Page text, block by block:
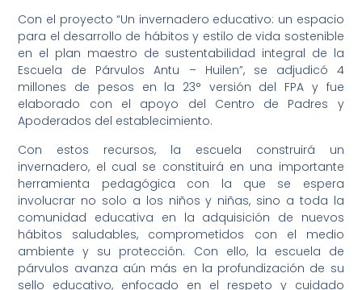
Con el proyecto “Un invernadero educativo: un espacio
para el desarrollo de hábitos y estilo de vida sostenible
en el plan maestro de sustentabilidad integral de la
Escuela de Párvulos Antu – Huilen”, se adjudicó 4
millones de pesos en la 23° versión del FPA y fue
elaborado con el apoyo del Centro de Padres y
Apoderados del establecimiento.
Con estos recursos, la escuela construirá un
invernadero, el cual se constituirá en una importante
herramienta pedagógica con la que se espera
involucrar no solo a los niños y niñas, sino a toda la
comunidad educativa en la adquisición de nuevos
hábitos saludables, comprometidos con el medio
ambiente y su protección. Con ello, la escuela de
párvulos avanza aún más en la profundización de su
sello educativo, enfocado en el respeto y cuidado